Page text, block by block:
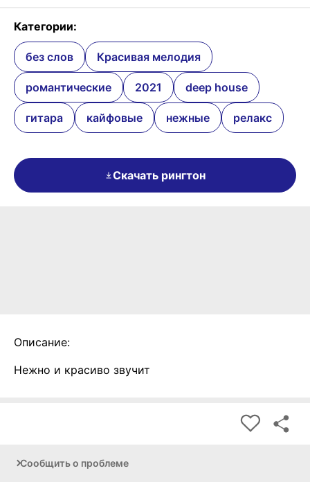
Категории:
без слов Красивая мелодия
романтические 2021 deep house
гитара кайфовые нежные релакс
Скачать рингтон
Описание:
Нежно и красиво звучит
Сообщить о проблеме